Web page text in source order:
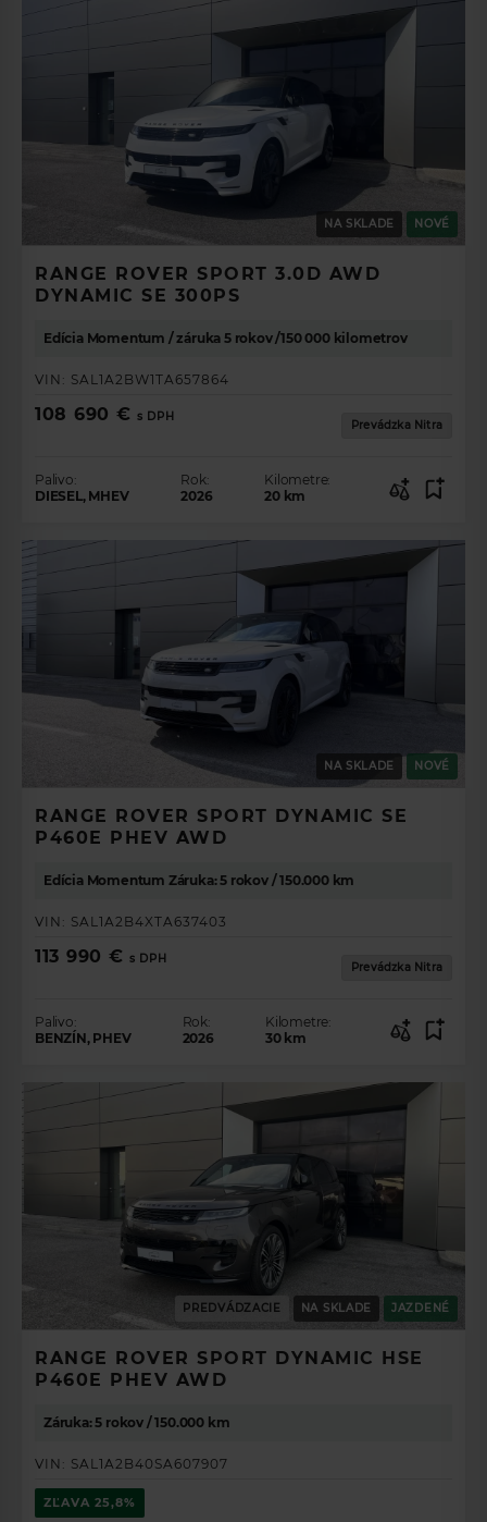
ZÍSKAJTE
PREHĽAD O
PONUKE
VOZIDIEL.
NA SKLADE NOVÉ
RANGE ROVER SPORT 3.0D AWD
DYNAMIC SE 300PS
Edícia Momentum / záruka 5 rokov /150 000 kilometrov
VIN: SAL1A2BW1TA657864
108 690 € s DPH
Prevádzka Nitra
Palivo:
DIESEL, MHEV
Rok:
2026
Kilometre:
20 km
NA SKLADE NOVÉ
RANGE ROVER SPORT DYNAMIC SE
P460E PHEV AWD
Edícia Momentum Záruka: 5 rokov / 150.000 km
VIN: SAL1A2B4XTA637403
113 990 € s DPH
Prevádzka Nitra
Palivo:
BENZÍN, PHEV
Rok:
2026
Kilometre:
30 km
PREDVÁDZACIE NA SKLADE JAZDENÉ
RANGE ROVER SPORT DYNAMIC HSE
P460E PHEV AWD
Záruka: 5 rokov / 150.000 km
VIN: SAL1A2B40SA607907
ZĽAVA 25,8%